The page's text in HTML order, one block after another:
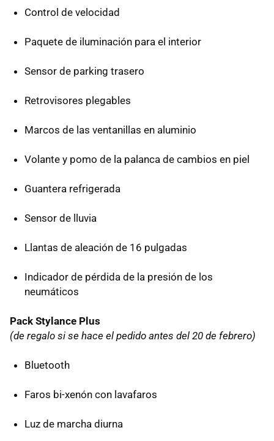
Control de velocidad
Paquete de iluminación para el interior
Sensor de parking trasero
Retrovisores plegables
Marcos de las ventanillas en aluminio
Volante y pomo de la palanca de cambios en piel
Guantera refrigerada
Sensor de lluvia
Llantas de aleación de 16 pulgadas
Indicador de pérdida de la presión de los
neumáticos
Pack Stylance Plus
(de regalo si se hace el pedido antes del 20 de febrero)
Bluetooth
Faros bi-xenón con lavafaros
Luz de marcha diurna